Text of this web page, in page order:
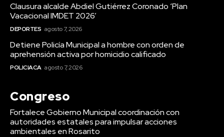
Clausura alcalde Abdiel Gutiérrez Coronado ‘Plan
Vacacional IMDET 2026’
DEPORTES agosto 7, 2026
Detiene Policía Municipal a hombre con orden de
aprehensión activa por homicidio calificado
POLICIACA agosto 7, 2026
Congreso
Fortalece Gobierno Municipal coordinación con
autoridades estatales para impulsar acciones
ambientales en Rosarito